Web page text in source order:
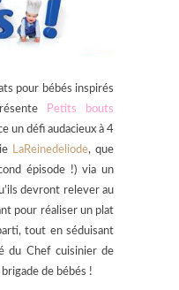
pour bébés inspirés
Petits bouts
un défi audacieux à 4
LaReinedeliode, que
épisode !) via un
devront relever au
pour réaliser un plat
tout en séduisant
du Chef cuisinier de
de bébés !